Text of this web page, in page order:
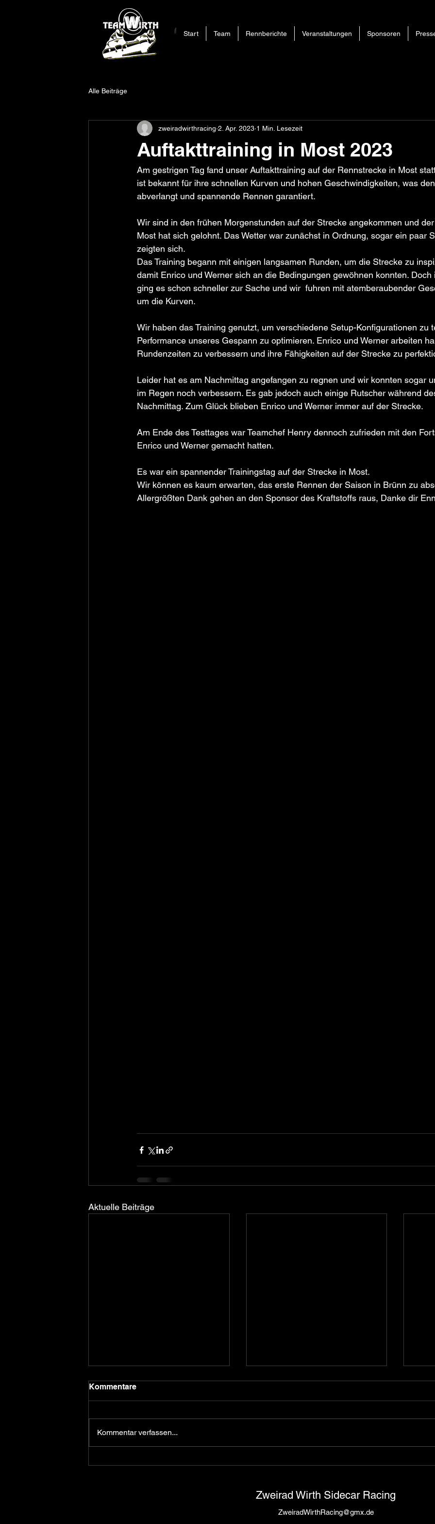
Start Team Rennberichte Veranstaltungen Sponsoren
Alle Beiträge
Auftakttraining in Most 2023
zweiradwirthracing 2. Apr. 2023 1 Min. Lesezeit
Am gestrigen Tag fand unser Auftakttraining auf der Rennstrecke in Most
ist bekannt für ihre schnellen Kurven und hohen Geschwindigkeiten, was
abverlangt und spannende Rennen garantiert.
Wir sind in den frühen Morgenstunden auf der Strecke angekommen und
Most hat sich gelohnt. Das Wetter war zunächst in Ordnung, sogar ein paar
zeigten sich.
Das Training begann mit einigen langsamen Runden, um die Strecke zu
damit Enrico und Werner sich an die Bedingungen gewöhnen konnten. Doch
ging es schon schneller zur Sache und wir  fuhren mit atemberaubender
um die Kurven.
Wir haben das Training genutzt, um verschiedene Setup-Konfigurationen zu
Performance unseres Gespann zu optimieren. Enrico und Werner arbeiten
Rundenzeiten zu verbessern und ihre Fähigkeiten auf der Strecke zu
Leider hat es am Nachmittag angefangen zu regnen und wir konnten sogar
im Regen noch verbessern. Es gab jedoch auch einige Rutscher während
Nachmittag. Zum Glück blieben Enrico und Werner immer auf der Strecke.
Am Ende des Testtages war Teamchef Henry dennoch zufrieden mit den
Enrico und Werner gemacht hatten.
Es war ein spannender Trainingstag auf der Strecke in Most.
Wir können es kaum erwarten, das erste Rennen der Saison in Brünn zu
Allergrößten Dank gehen an den Sponsor des Kraftstoffs raus, Danke dir
Aktuelle Beiträge
Kommentare
Kommentar verfassen...
Zweirad Wirth Sidecar Racing
ZweiradWirthRacing@gmx.de